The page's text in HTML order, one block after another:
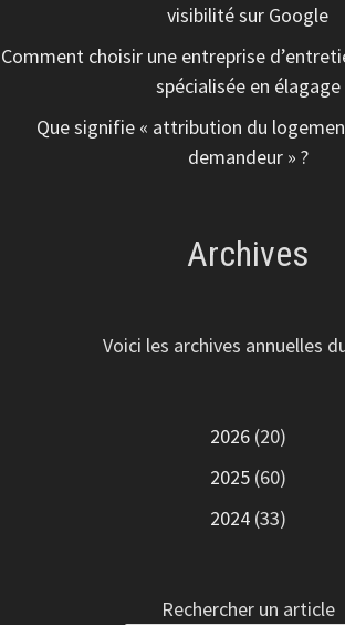
visibilité sur Google
Comment choisir une entreprise
spécialisée en élagage
Que signifie « attribution du
demandeur » ?
Archives
Voici les archives annuelles
2026(20)
2025(60)
2024(33)
Rechercher un article